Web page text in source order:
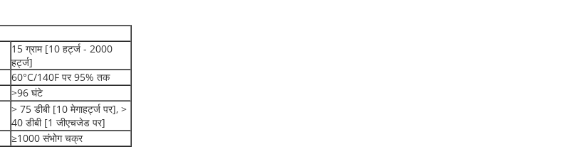
15 ग्राम [10 हर्ट्ज - 2000
हर्ट्ज]
60°C/140F पर 95% तक
>96 घंटे
> 75 डीबी [10 मेगाहर्ट्ज पर], >
40 डीबी [1 जीएचजेड पर]
≥1000 संभोग चक्र